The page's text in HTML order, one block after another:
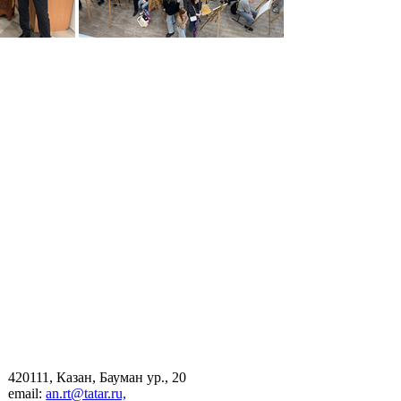
420111, Казан, Бауман ур., 20
email:an.rt@tatar.ru,